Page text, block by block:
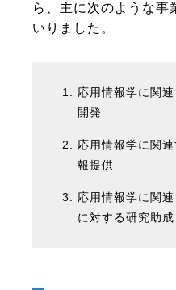
ら、主に次のような事
いりました。
応用情報学に関
開発
応用情報学に関
報提供
応用情報学に関
に対する研究助成